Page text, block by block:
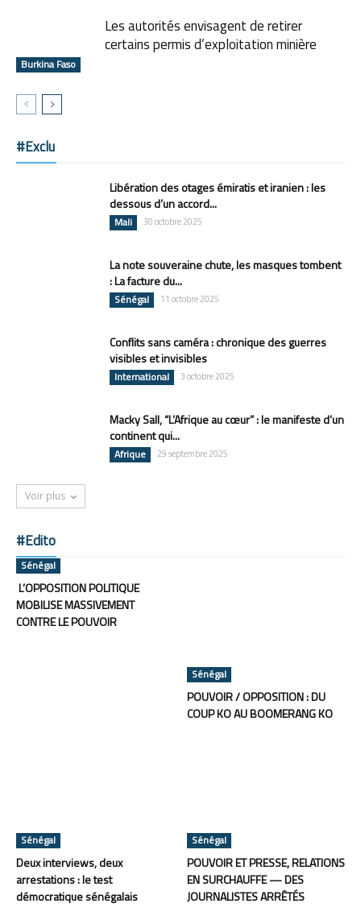
Burkina Faso
Les autorités envisagent de retirer
certains permis d’exploitation minière
#Exclu
Libération des otages émiratis et iranien : les
dessous d’un accord...
Mali 30 octobre 2025
La note souveraine chute, les masques tombent
: La facture du...
Sénégal 11 octobre 2025
Conflits sans caméra : chronique des guerres
visibles et invisibles
International 3 octobre 2025
Macky Sall, “L’Afrique au cœur” : le manifeste d’un
continent qui...
Afrique 29 septembre 2025
Voir plus
#Edito
Sénégal
L’OPPOSITION POLITIQUE
MOBILISE MASSIVEMENT
CONTRE LE POUVOIR
Sénégal
POUVOIR / OPPOSITION : DU
COUP KO AU BOOMERANG KO
Sénégal
Deux interviews, deux
arrestations : le test
démocratique sénégalais
Sénégal
POUVOIR ET PRESSE, RELATIONS
EN SURCHAUFFE — DES
JOURNALISTES ARRÊTÉS